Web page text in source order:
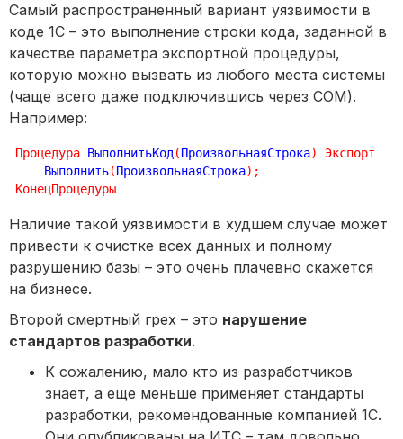
Самый распространенный вариант уязвимости в
коде 1С – это выполнение строки кода, заданной в
качестве параметра экспортной процедуры,
которую можно вызвать из любого места системы
(чаще всего даже подключившись через COM).
Например:
Процедура ВыполнитьКод(ПроизвольнаяСтрока)
Экспорт
    Выполнить
(ПроизвольнаяСтрока) ;
КонецПроцедуры
Наличие такой уязвимости в худшем случае может
привести к очистке всех данных и полному
разрушению базы – это очень плачевно скажется
на бизнесе.
Второй смертный грех – это нарушение
стандартов разработки.
К сожалению, мало кто из разработчиков
знает, а еще меньше применяет стандарты
разработки, рекомендованные компанией 1С.